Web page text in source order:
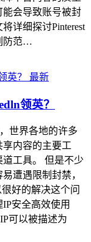
会导致账号被封
详细探讨Pinterest
防范…
最新
领英？
世界各地的许多
内容的主要工
工具。 但是不少
遭遇限制封禁，
好的解决这个问
安全高效使用
可以被描述为